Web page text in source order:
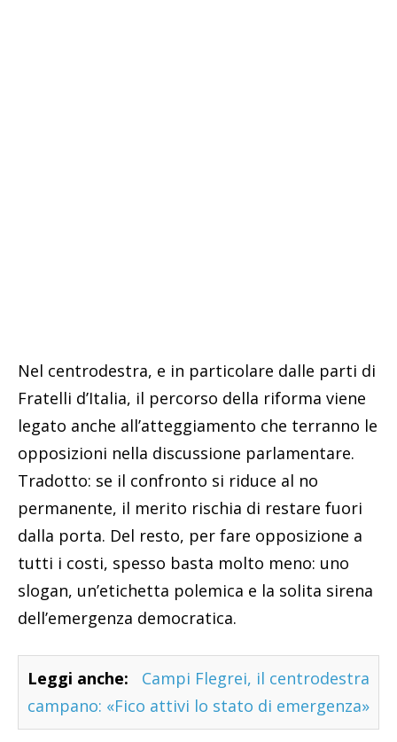
Nel centrodestra, e in particolare dalle parti di
Fratelli d’Italia, il percorso della riforma viene
legato anche all’atteggiamento che terranno le
opposizioni nella discussione parlamentare.
Tradotto: se il confronto si riduce al no
permanente, il merito rischia di restare fuori
dalla porta. Del resto, per fare opposizione a
tutti i costi, spesso basta molto meno: uno
slogan, un’etichetta polemica e la solita sirena
dell’emergenza democratica.
Leggi anche:
Campi Flegrei, il centrodestra
campano: «Fico attivi lo stato di emergenza»